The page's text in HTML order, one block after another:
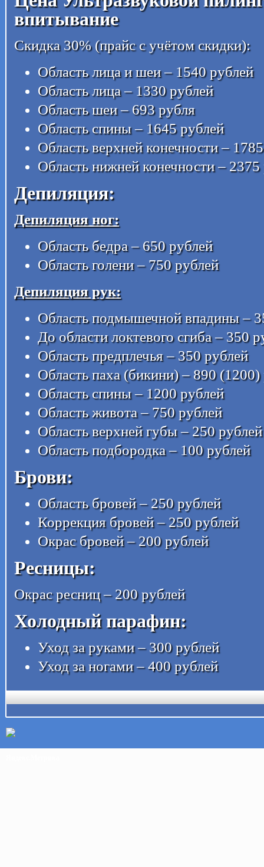
впитывание
Скидка 30% (прайс с учётом скидки):
Область лица и шеи – 1540 рублей
Область лица – 1330 рублей
Область шеи – 693 рубля
Область спины – 1645 рублей
Область верхней конечности –
Область нижней конечности – 2375
Депиляция:
Депиляция ног:
Область бедра – 650 рублей
Область голени – 750 рублей
Депиляция рук:
Область подмышечной впадины –
До области локтевого сгиба – 350
Область предплечья – 350 рублей
Область паха (бикини) – 890 (1200)
Область спины – 1200 рублей
Область живота – 750 рублей
Область верхней губы – 250 рублей
Область подбородка – 100 рублей
Брови:
Область бровей – 250 рублей
Коррекция бровей – 250 рублей
Окрас бровей – 200 рублей
Ресницы:
Окрас ресниц – 200 рублей
Холодный парафин:
Уход за руками – 300 рублей
Уход за ногами – 400 рублей